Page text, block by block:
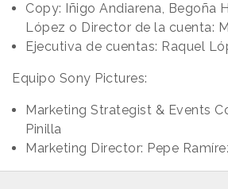
Copy: Iñigo Andiarena, Begoña
López o Director de la cuenta:
Ejecutiva de cuentas: Raquel
Equipo Sony Pictures:
Marketing Strategist & Events
Pinilla
Marketing Director: Pepe